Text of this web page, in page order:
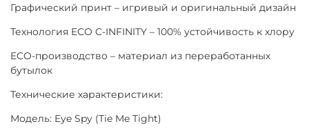
Графический принт – игривый и оригинальный дизайн
Технология ECO C-INFINITY – 100% устойчивость к хлору
ECO-производство – материал из переработанных
бутылок
Технические характеристики:
Модель: Eye Spy (Tie Me Tight)